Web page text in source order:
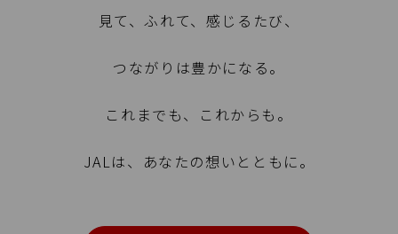
見て、ふれて、感じるたび、
つながりは豊かになる。
これまでも、これからも。
JALは、あなたの想いとともに。